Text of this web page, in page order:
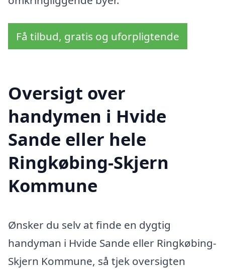
Få tilbud, gratis og uforpligtende
Oversigt over
handymen i Hvide
Sande eller hele
Ringkøbing-Skjern
Kommune
Ønsker du selv at finde en dygtig
handyman i Hvide Sande eller Ringkøbing-
Skjern Kommune, så tjek oversigten